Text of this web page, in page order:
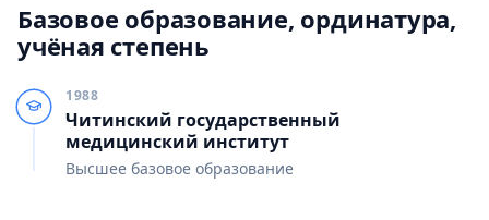
Базовое образование, ординатура,
учёная степень
1988
Читинский государственный
медицинский институт
Высшее базовое образование